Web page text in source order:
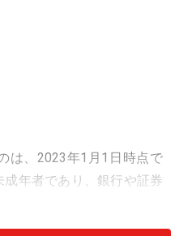
は、2023年1月1日時点で
年者であり、銀行や証券